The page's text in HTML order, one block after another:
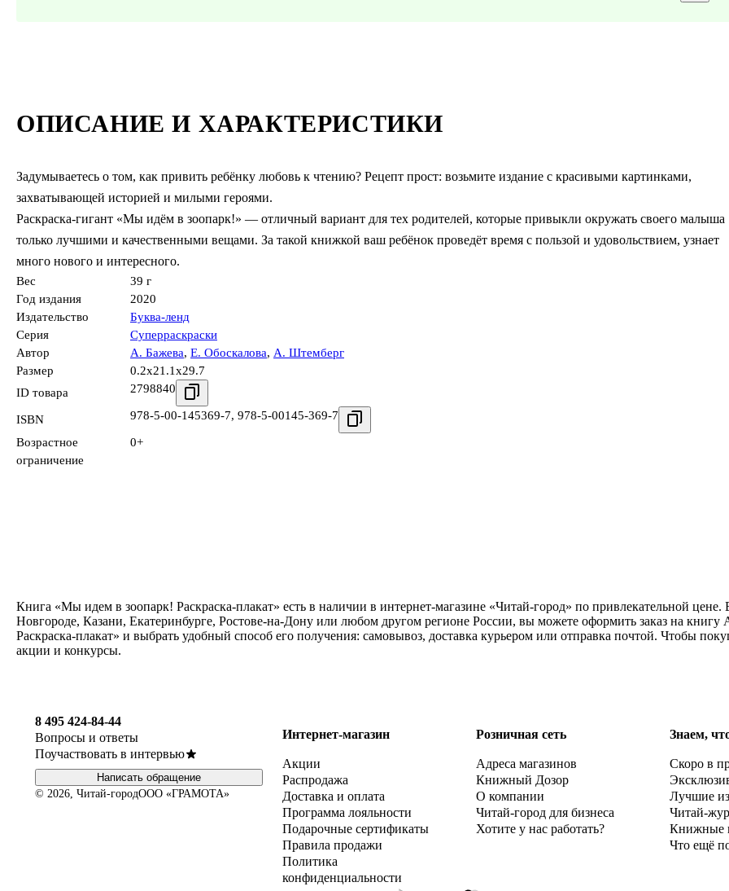
ОПИСАНИЕ И ХАРАКТЕРИСТИКИ
Задумываетесь о том, как привить ребёнку любовь к чтению? Рецепт прост: возьмите издание с красивыми картинками,
захватывающей историей и милыми героями.
Раскраска-гигант «Мы идём в зоопарк!» — отличный вариант для тех родителей, которые привыкли окружать своего малыша
только лучшими и качественными вещами. За такой книжкой ваш ребёнок проведёт время с пользой и удовольствием, узнает
много нового и интересного.
Вес
39 г
Год издания
2020
Издательство
Буква-ленд
Серия
Суперраскраски
Автор
А. Бажева, Е. Обоскалова, А. Штемберг
Размер
0.2x21.1x29.7
ID товара
2798840
ISBN 978-5-00-145369-7, 978-5-00145-369-7
Возрастное
ограничение
0+
Книга «Мы идем в зоопарк! Раскраска-плакат» есть в наличии в интернет-магазине «Читай-город» по привлекательной
Новгороде, Казани, Екатеринбурге, Ростове-на-Дону или любом другом регионе России, вы можете оформить заказ на
Раскраска-плакат» и выбрать удобный способ его получения: самовывоз, доставка курьером или отправка почтой. Чтобы
акции и конкурсы.
8 495 424-84-44
Вопросы и ответы
Поучаствовать в интервью
Написать обращение
© 2026, Читай-городООО «ГРАМОТА»
Интернет-магазин
Акции
Распродажа
Доставка и оплата
Программа лояльности
Подарочные сертификаты
Правила продажи
Политика
конфиденциальности
Розничная сеть
Адреса магазинов
Книжный Дозор
О компании
Читай-город для бизнеса
Хотите у нас работать?
Знаем,
Скоро в
Лучшие
Читай-
Книжные
Что ещё